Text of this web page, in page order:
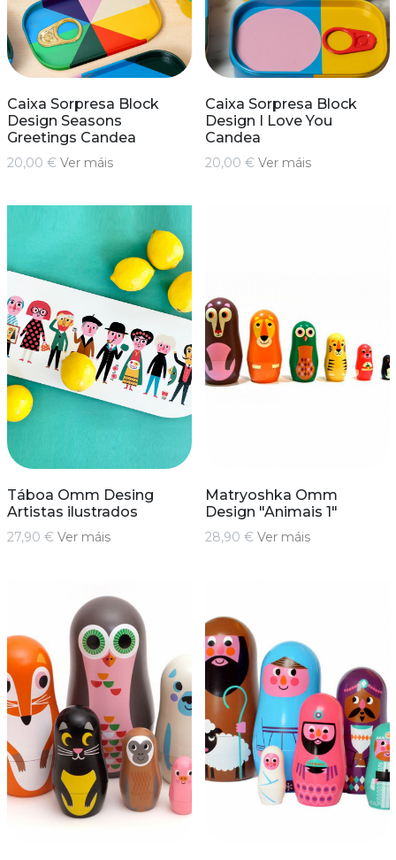
Caixa Sorpresa Block
Design Seasons
Greetings Candea
20,00 € Ver máis
Caixa Sorpresa Block
Design I Love You
Candea
20,00 € Ver máis
Táboa Omm Desing
Artistas ilustrados
27,90 € Ver máis
Matryoshka Omm
Design "Animais 1"
28,90 € Ver máis